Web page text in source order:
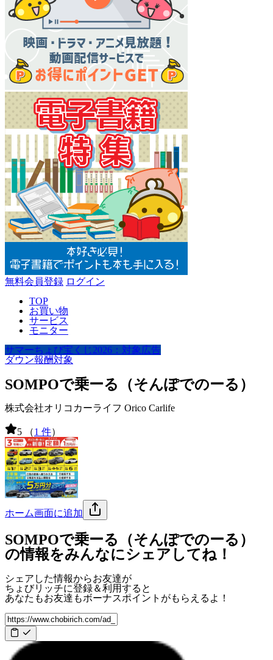
無料会員登録 ログイン
TOP
お買い物
サービス
モニター
サマーちょび宝くじ2026：対象広告
ダウン報酬対象
SOMPOで乗ーる（そんぽでのーる）
株式会社オリコカーライフ Orico Carlife
5 （1 件）
ホーム画面に追加
SOMPOで乗ーる（そんぽでのーる）
の情報をみんなにシェアしてね！
シェアした情報からお友達が
ちょびリッチに登録＆利用すると
あなたもお友達もボーナスポイント がもらえるよ！